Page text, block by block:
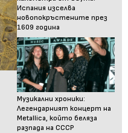
Испания изселва
новопокръстените през
1609 година
Музикални хроники:
Легендарният концерт на
Metallica, който беляза
разпада на СССР